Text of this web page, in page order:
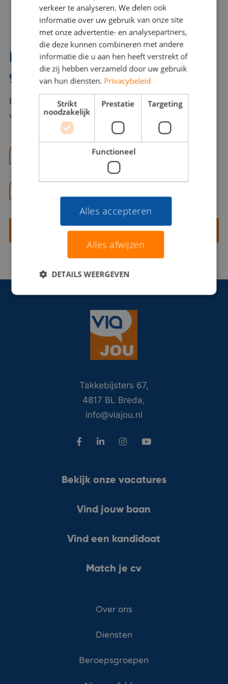
Interesse? Benno helpt je
graag verder!
Bel of mail Benno met al jouw vragen. Benno staat
voor je klaar en helpt je graag!
benno@viajou.nl
Contact opnemen
Takkebijsters 67,
4817 BL Breda,
info@viajou.nl
Bekijk onze vacatures
Vind jouw baan
Vind een kandidaat
Match je cv
Over ons
Diensten
Beroepsgroepen
verkeer te analyseren. We delen ook
informatie over uw gebruik van onze site
met onze advertentie- en analysepartners,
die deze kunnen combineren met andere
informatie die u aan hen heeft verstrekt of
die zij hebben verzameld door uw gebruik
van hun diensten. Privacybeleid
Strikt
noodzakelijk
Prestatie Targeting
Functioneel
Alles accepteren
Alles afwijzen
DETAILS WEERGEVEN